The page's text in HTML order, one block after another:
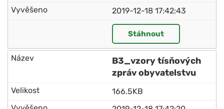
2019-12-18 17:42:43
Stáhnout
B3_vzory tísňových
zpráv obyvatelstvu
166.5KB